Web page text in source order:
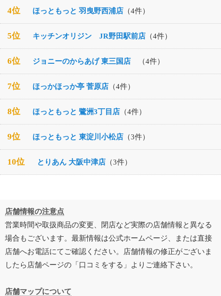
4位 ほっともっと 羽曳野西浦店 （4件）
5位 キッチンオリジン JR野田駅前店 （4件）
6位 ジョニーのからあげ 東三国店 （4件）
7位 ほっかほっか亭 菅原店 （4件）
8位 ほっともっと 鷺洲3丁目店 （4件）
9位 ほっともっと 東淀川小松店 （3件）
10位 とりあん 大阪中津店 （3件）
店舗情報の注意点
営業時間や取扱商品の変更、閉店など実際の店舗情報と異なる
場合もございます。最新情報は公式ホームページ、または直接
店舗へお電話にてご確認ください。店舗情報の修正がございま
したら店舗ページの「口コミをする」よりご連絡下さい。
店舗マップについて